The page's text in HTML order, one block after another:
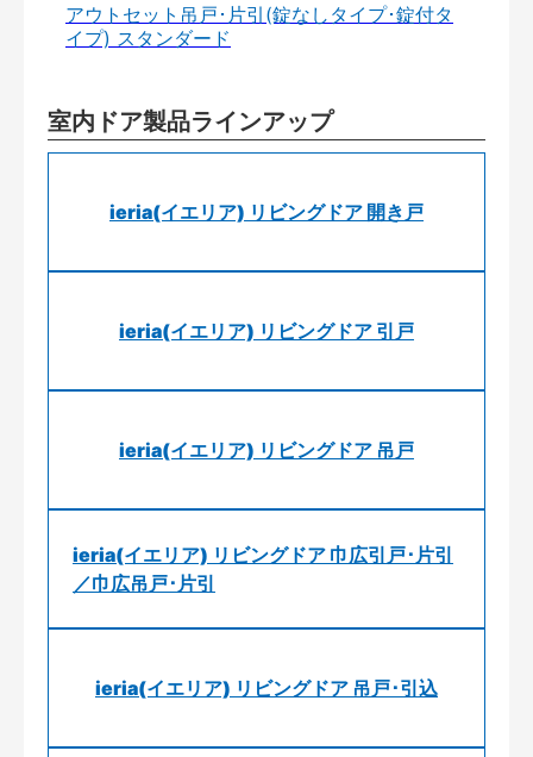
アウトセット吊戸･片引(錠なしタイプ･錠付タ
イプ) スタンダード
室内ドア製品ラインアップ
ieria(イエリア) リビングドア 開き戸
ieria(イエリア) リビングドア 引戸
ieria(イエリア) リビングドア 吊戸
ieria(イエリア) リビングドア 巾広引戸･片引
／巾広吊戸･片引
ieria(イエリア) リビングドア 吊戸･引込